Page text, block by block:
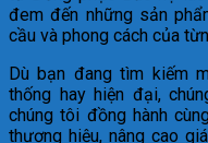
đem đến những sản
cầu và phong cách của
Dù bạn đang tìm kiếm
thống hay hiện đại,
chúng tôi đồng hành
thương hiệu, nâng cao